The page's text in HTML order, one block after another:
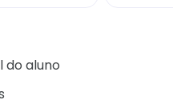
aluno